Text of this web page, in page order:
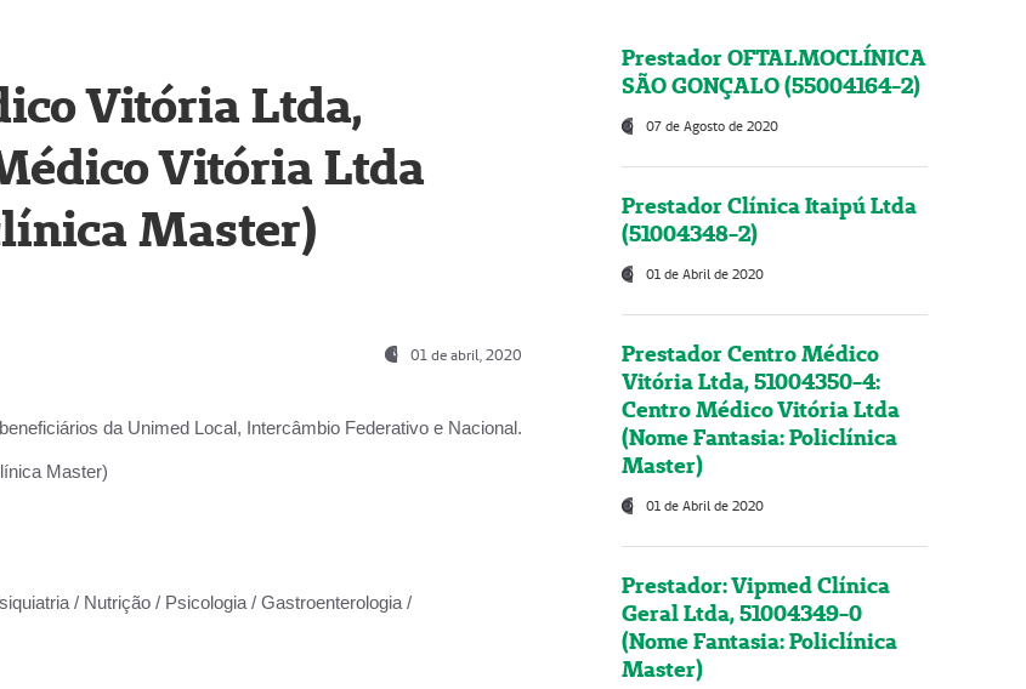
Vitória Ltda,
Vitória Ltda
Master)
01 de abril, 2020
da Unimed Local, Intercâmbio Federativo e Nacional.
Master)
/ Nutrição / Psicologia / Gastroenterologia /
Prestador OFTALMOCLÍNICA
SÃO GONÇALO (55004164-2)
07 de Agosto de 2020
Prestador Clínica Itaipú Ltda
(51004348-2)
01 de Abril de 2020
Prestador Centro Médico
Vitória Ltda, 51004350-4:
Centro Médico Vitória Ltda
(Nome Fantasia: Policlínica
Master)
01 de Abril de 2020
Prestador: Vipmed Clínica
Geral Ltda, 51004349-0
(Nome Fantasia: Policlínica
Master)